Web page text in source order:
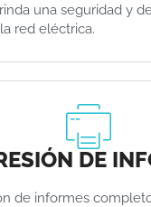
una seguridad y
red eléctrica.
DE
de informes